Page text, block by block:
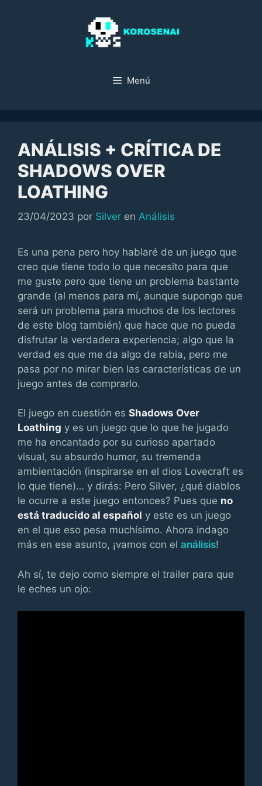
Menú
ANÁLISIS + CRÍTICA DE
SHADOWS OVER
LOATHING
23/04/2023 por Silver en Categorías
Análisis
Es una pena pero hoy hablaré de un juego que
creo que tiene todo lo que necesito para que
me guste pero que tiene un problema bastante
grande (al menos para mí, aunque supongo que
será un problema para muchos de los lectores
de este blog también) que hace que no pueda
disfrutar la verdadera experiencia; algo que la
verdad es que me da algo de rabia, pero me
pasa por no mirar bien las características de un
juego antes de comprarlo.
El juego en cuestión es Shadows Over
Loathing y es un juego que lo que he jugado
me ha encantado por su curioso apartado
visual, su absurdo humor, su tremenda
ambientación (inspirarse en el dios Lovecraft es
lo que tiene)… y dirás: Pero Silver, ¿qué diablos
le ocurre a este juego entonces? Pues que no
está traducido al español y este es un juego
en el que eso pesa muchísimo. Ahora indago
más en ese asunto, ¡vamos con el análisis!
Ah sí, te dejo como siempre el trailer para que
le eches un ojo: